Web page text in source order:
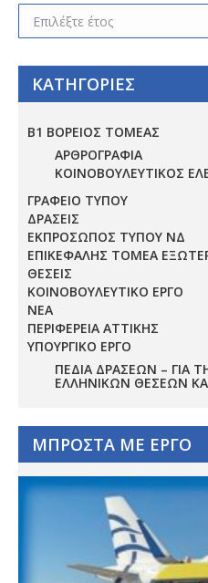
ΑΡΧΕΙΟ
ΚΑΤΗΓΟΡΙΕΣ
Β1 ΒΟΡΕΙΟΣ ΤΟΜΕΑΣ
ΑΡΘΡΟΓΡΑΦΙΑ
ΚΟΙΝΟΒΟΥΛΕΥΤΙΚΟΣ
ΓΡΑΦΕΙΟ ΤΥΠΟΥ
ΔΡΑΣΕΙΣ
ΕΚΠΡΟΣΩΠΟΣ ΤΥΠΟΥ ΝΔ
ΕΠΙΚΕΦΑΛΗΣ ΤΟΜΕΑ
ΘΕΣΕΙΣ
ΚΟΙΝΟΒΟΥΛΕΥΤΙΚΟ ΕΡΓΟ
ΝΕΑ
ΠΕΡΙΦΕΡΕΙΑ ΑΤΤΙΚΗΣ
ΥΠΟΥΡΓΙΚΟ ΕΡΓΟ
ΠΕΔΊΑ ΔΡΆΣΕΩΝ –
ΕΛΛΗΝΙΚΏΝ ΘΈΣΕΩΝ
ΜΠΡΟΣΤΑ ΜΕ ΕΡΓΟ